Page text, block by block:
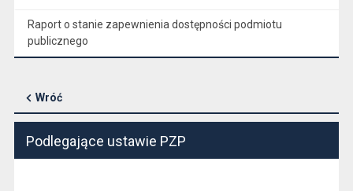
Raport o stanie zapewnienia dostępności podmiotu
publicznego
Wróć
Podlegające ustawie PZP